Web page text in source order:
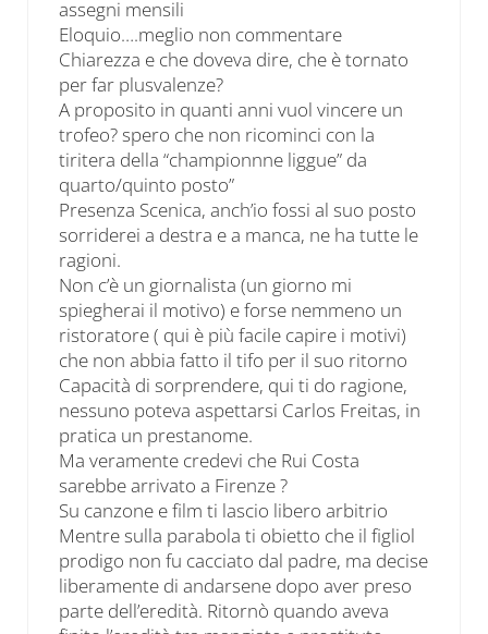
assegni mensili
Eloquio….meglio non commentare
Chiarezza e che doveva dire, che è tornato
per far plusvalenze?
A proposito in quanti anni vuol vincere un
trofeo? spero che non ricominci con la
tiritera della “championnne liggue” da
quarto/quinto posto”
Presenza Scenica, anch’io fossi al suo posto
sorriderei a destra e a manca, ne ha tutte le
ragioni.
Non c’è un giornalista (un giorno mi
spiegherai il motivo) e forse nemmeno un
ristoratore ( qui è più facile capire i motivi)
che non abbia fatto il tifo per il suo ritorno
Capacità di sorprendere, qui ti do ragione,
nessuno poteva aspettarsi Carlos Freitas, in
pratica un prestanome.
Ma veramente credevi che Rui Costa
sarebbe arrivato a Firenze ?
Su canzone e film ti lascio libero arbitrio
Mentre sulla parabola ti obietto che il figliol
prodigo non fu cacciato dal padre, ma decise
liberamente di andarsene dopo aver preso
parte dell’eredità. Ritornò quando aveva